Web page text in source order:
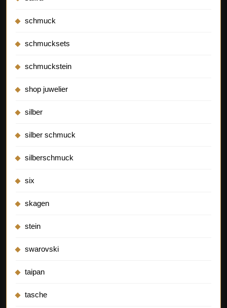
schmuck
schmucksets
schmuckstein
shop juwelier
silber
silber schmuck
silberschmuck
six
skagen
stein
swarovski
taipan
tasche